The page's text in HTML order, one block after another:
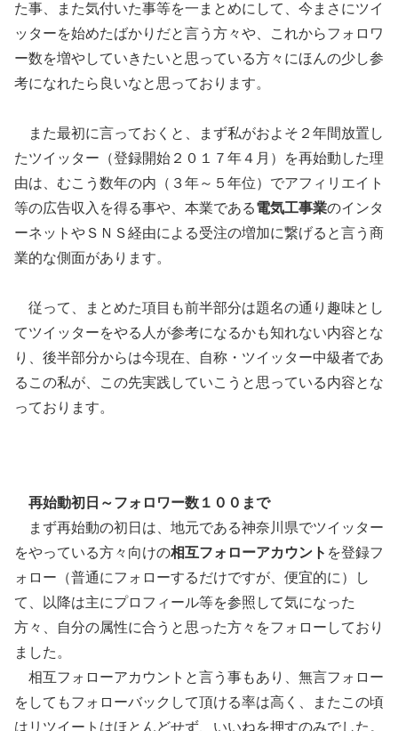
た事、また気付いた事等を一まとめにして、今まさにツイ
ッターを始めたばかりだと言う方々や、これからフォロワ
ー数を増やしていきたいと思っている方々にほんの少し参
考になれたら良いなと思っております。
また最初に言っておくと、まず私がおよそ２年間放置し
たツイッター（登録開始２０１７年４月）を再始動した理
由は、むこう数年の内（３年～５年位）でアフィリエイト
等の広告収入を得る事や、本業である電気工事業のインタ
ーネットやＳＮＳ経由による受注の増加に繋げると言う商
業的な側面があります。
従って、まとめた項目も前半部分は題名の通り趣味とし
てツイッターをやる人が参考になるかも知れない内容とな
り、後半部分からは今現在、自称・ツイッター中級者であ
るこの私が、この先実践していこうと思っている内容とな
っております。
再始動初日～フォロワー数１００まで
まず再始動の初日は、地元である神奈川県でツイッター
をやっている方々向けの相互フォローアカウント を登録フ
ォロー（普通にフォローするだけですが、便宜的に）し
て、以降は主にプロフィール等を参照して気になった
方々、自分の属性に合うと思った方々をフォローしており
ました。
相互フォローアカウントと言う事もあり、無言フォロー
をしてもフォローバックして頂ける率は高く、またこの頃
はリツイートはほとんどせず、いいねを押すのみでした。